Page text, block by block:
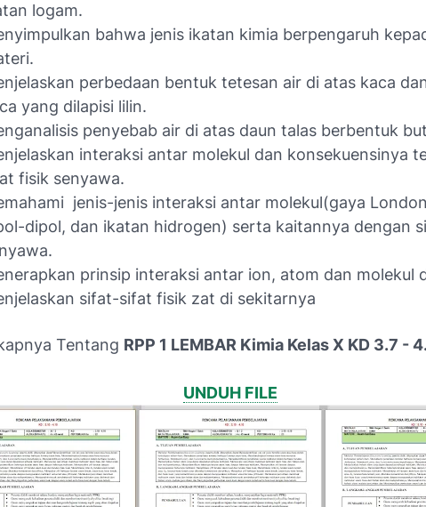
logam.
bahwa jenis ikatan kimia berpengaruh
perbedaan bentuk tetesan air di atas kaca
yang dilapisi lilin.
penyebab air di atas daun talas berbentuk
interaksi antar molekul dan konsekuensinya
fisik senyawa.
jenis-jenis interaksi antar molekul(gaya
dipol, dan ikatan hidrogen) serta kaitannya dengan
prinsip interaksi antar ion, atom dan molekul
sifat-sifat fisik zat di sekitarnya
Tentang RPP 1 LEMBAR Kimia Kelas X KD 3.7 -
UNDUH FILE